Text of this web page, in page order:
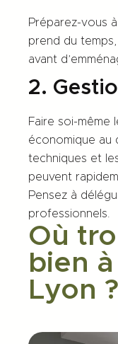
Préparez-vous
prend du
avant
2.
Faire soi-même
économique au
techniques et
peuvent
Pensez à
professionnels.
Où
bien
Lyon ?